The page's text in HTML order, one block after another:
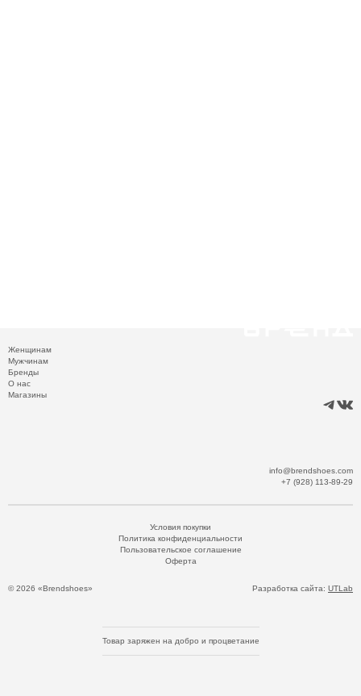
Женщинам
Мужчинам
Бренды
О нас
Магазины
info@brendshoes.com
+7 (928) 113-89-29
© 2026 «Brendshoes»
Условия покупки
Политика конфиденциальности
Пользовательское соглашение
Оферта
Разработка сайта: UTLab
Товар заряжен на добро и процветание